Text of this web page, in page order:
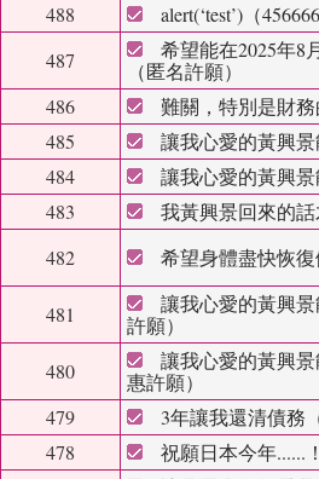
488
alert(‘test’)（
487
希望能在2025年8
（匿名許願）
486
難關，特別是財
485
讓我心愛的黃興
484
讓我心愛的黃興
483
我黃興景回來的
482
希望身體盡快恢
481
讓我心愛的黃興
許願）
480
讓我心愛的黃興
惠許願）
479
3年讓我還清債務
478
祝願日本今年......